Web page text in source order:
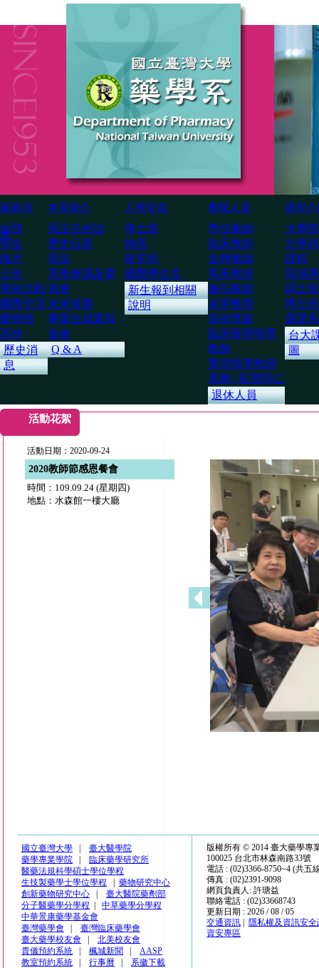
最新消
息
本系簡介 入學管道 教職人員 課程介
全部
招生
徵才
公告
學術活動
國際交流
榮譽榜
其他
歷史消
息
系主任的話
歷史沿革
現況
系務會議及委
員會
未來發展
畢業生就業與
進修
Q & A
學士班
轉系
研究所
國際學位生
新生報到相關
說明
専任教師
臨床教師
合聘教師
客座教師
兼任教師
名譽教授
技術専家
臨床藥學指導
教師
實習指導教師
系辦 / 駐警同仁
退休人員
大學部
大學
課程
領域
碩士班
博士班
選課
台大
圖
活動花絮
活動日期：2020-09-24
2020教師節感恩餐會
時間：109.09.24 (星期四)
地點：水森館一樓大廳
國立臺灣大學
臺大醫學院
藥學專業學院
臨床藥學研究所
醫藥法規科學碩士學位學程
生技製藥學士學位學程
藥物研究中心
創新藥物研究中心
臺大醫院藥劑部
分子醫藥學分學程
中草藥學分學程
中華景康藥學基金會
臺灣藥學會
臺灣臨床藥學會
臺大藥學校友會
北美校友會
貴儀預約系統
楓城新聞
AASP
教室預約系統
行事曆
系徽下載
版權所有 © 2014 臺大藥學專
100025 台北市林森南路33號
電話 : (02)3366-8750~4 (共五
傳真 : (02)2391-9098
網頁負責人: 許瑭益
聯絡電話 : (02)33668743
更新日期 : 2026 / 08 / 05
交通資訊
隱私權及資訊安全
資安專區